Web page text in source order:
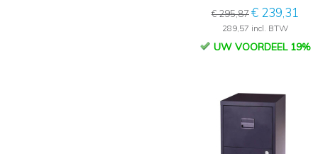
€ 295,87€ 239,31
289,57 incl. BTW
UW VOORDEEL 19%